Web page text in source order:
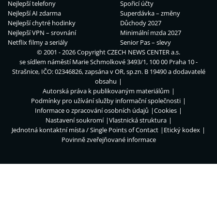
Nejlepší telefony
Nejlepší AI zdarma
Nejlepší chytré hodinky
Nejlepší VPN – srovnání
Netflix filmy a seriály
Spořicí účty
Superdávka – změny
Důchody 2027
Minimální mzda 2027
Senior Pas – slevy
© 2001 - 2026 CopyrightCZECH NEWS CENTER a.s.
se sídlem náměstí Marie Schmolkové 3493/1, 100 00 Praha 10 -
Strašnice, IČO: 02346826, zapsána v OR, sp.zn. B 19490 a dodavatelé
obsahu
Autorská práva k publikovaným materiálům
Podmínky pro užívání služby informační společnosti
Informace o zpracování osobních údajů
Cookies
Nastavení soukromí
Vlastnická struktura
Jednotná kontaktní místa / Single Points of Contact
Etický kodex
Povinně zveřejňované informace